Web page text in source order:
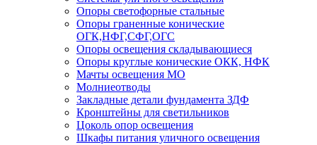
Опоры светофорные стальные
Опоры граненные конические
ОГК,НФГ,СФГ,ОГС
Опоры освещения складывающиеся
Опоры круглые конические ОКК, НФК
Мачты освещения МО
Молниеотводы
Закладные детали фундамента ЗДФ
Кронштейны для светильников
Цоколь опор освещения
Шкафы питания уличного освещения